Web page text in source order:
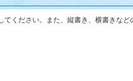
ください。また、縦書き、横書きな